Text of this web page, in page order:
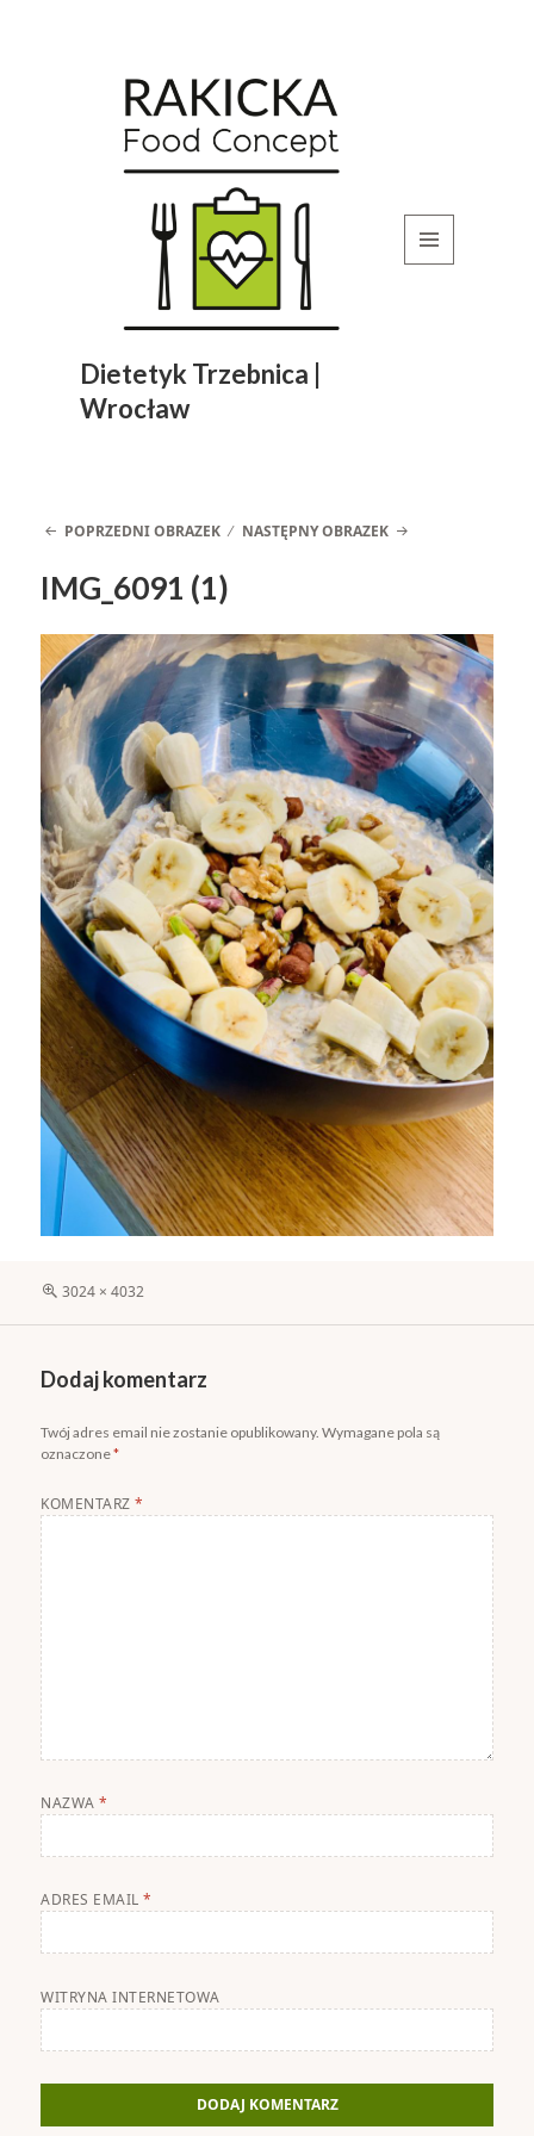
Dietetyk Trzebnica |
Wrocław
POPRZEDNI OBRAZEK NASTĘPNY OBRAZEK
IMG_6091 (1)
Pełny
3024 × 4032
Dodaj komentarz
Twój adres email nie zostanie opublikowany. Wymagane pola są
oznaczone*
KOMENTARZ*
NAZWA*
ADRES EMAIL*
WITRYNA INTERNETOWA